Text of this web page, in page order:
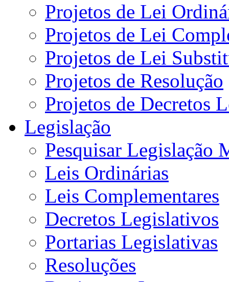
Projetos de Lei
Projetos de Lei
Projetos de Lei
Projetos de Resolução
Projetos de Decretos
Legislação
Pesquisar Legislação
Leis Ordinárias
Leis Complementares
Decretos Legislativos
Portarias Legislativas
Resoluções